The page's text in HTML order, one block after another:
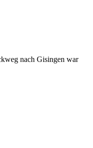
nach Gisingen war